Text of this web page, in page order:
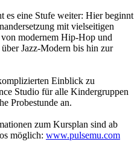
es eine Stufe weiter: Hier beginnt
mit vielseitigen
modernem Hip-Hop und
Jazz-Modern bis hin zur
Einblick zu
Studio für alle Kindergruppen
Probestunde an.
zum Kursplan sind ab
möglich: www.pulsemu.com